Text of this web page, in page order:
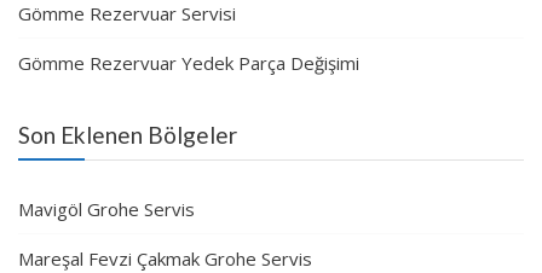
Gömme Rezervuar Servisi
Gömme Rezervuar Yedek Parça Değişimi
Son Eklenen Bölgeler
Mavigöl Grohe Servis
Mareşal Fevzi Çakmak Grohe Servis